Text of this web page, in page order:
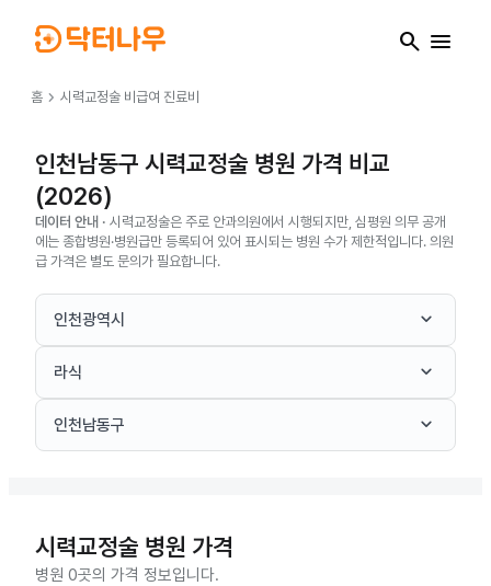
search menu
홈 chevron_right 시력교정술 비급여 진료비
인천남동구 시력교정술 병원 가격 비교
(2026)
데이터 안내 · 시력교정술은 주로 안과의원에서 시행되지만, 심평원 의무 공개
에는 종합병원·병원급만 등록되어 있어 표시되는 병원 수가 제한적입니다. 의원
급 가격은 별도 문의가 필요합니다.
인천광역시 keyboard_arrow_down
라식 keyboard_arrow_down
인천남동구 keyboard_arrow_down
시력교정술 병원 가격
병원 0곳의 가격 정보입니다.